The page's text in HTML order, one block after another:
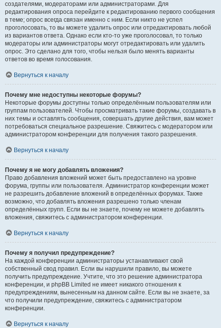
создателями, модераторами или администраторами. Для
редактирования опроса перейдите к редактированию первого сообщения
в теме; опрос всегда связан именно с ним. Если никто не успел
проголосовать, то вы можете удалить опрос или отредактировать любой
из вариантов ответа. Однако если кто-то уже проголосовал, то только
модераторы или администраторы могут отредактировать или удалить
опрос. Это сделано для того, чтобы нельзя было менять варианты
ответов во время голосования.
Вернуться к началу
Почему мне недоступны некоторые форумы?
Некоторые форумы доступны только определённым пользователям или
группам пользователей. Чтобы просматривать такие форумы, создавать в
них темы и оставлять сообщения, совершать другие действия, вам может
потребоваться специальное разрешение. Свяжитесь с модератором или
администратором конференции для получения такого разрешения.
Вернуться к началу
Почему я не могу добавлять вложения?
Право добавления вложений может быть предоставлено на уровне
форума, группы или пользователя. Администратор конференции может
не разрешить добавление вложений в определённых форумах. Также
возможно, что добавлять вложения разрешено только членам
определённых групп. Если вы не знаете, почему не можете добавлять
вложения, свяжитесь с администратором конференции.
Вернуться к началу
Почему я получил предупреждение?
На каждой конференции администраторы устанавливают свой
собственный свод правил. Если вы нарушили правило, вы можете
получить предупреждение. Учтите, что это решение администратора
конференции, и phpBB Limited не имеет никакого отношения к
предупреждениям, вынесенным на данном сайте. Если вы не знаете, за
что получили предупреждение, свяжитесь с администратором
конференции.
Вернуться к началу